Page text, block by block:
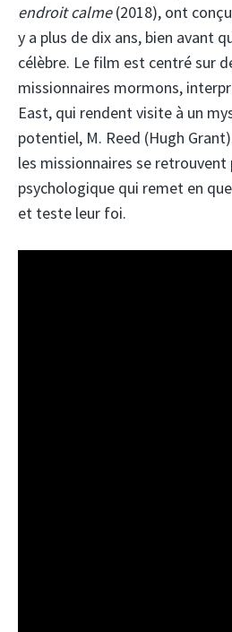
endroit calme(2018), ont
y a plus de dix ans, bien avant
célèbre. Le film est centré sur
missionnaires mormons,
East, qui rendent visite à un
potentiel, M. Reed (Hugh
les missionnaires se retrouvent
psychologique qui remet en
et teste leur foi.